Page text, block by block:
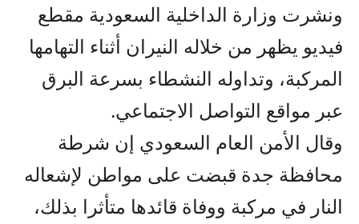
ونشرت وزارة الداخلية السعودية مقطع
فيديو يظهر من خلاله النيران أثناء التهامها
المركبة، وتداوله النشطاء بسرعة البرق
عبر مواقع التواصل الاجتماعي.
وقال الأمن العام السعودي إن شرطة
محافظة جدة قبضت على مواطن لإشعاله
النار في مركبة ووفاة قائدها متأثرا بذلك،